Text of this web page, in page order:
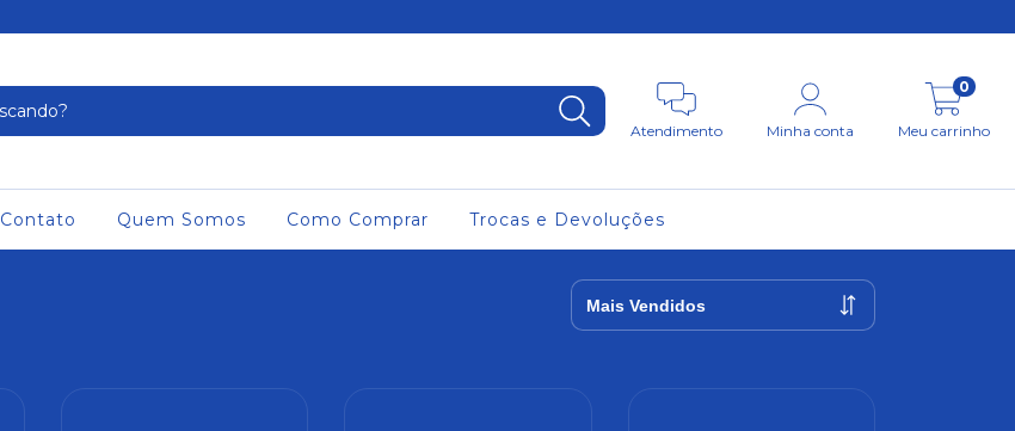
Atendimento Minha conta Meu carrinho
0
Contato Quem Somos Como Comprar Trocas e Devoluções